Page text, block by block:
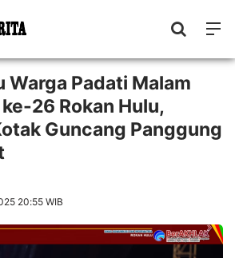
Warga Padati Malam
26 Rokan Hulu,
Guncang Panggung
20:55 WIB